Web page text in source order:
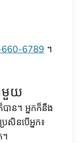
6789 ។
មួយ
ាន។ អ្នកក៏នឹង
សិនបើអ្នក៖
។